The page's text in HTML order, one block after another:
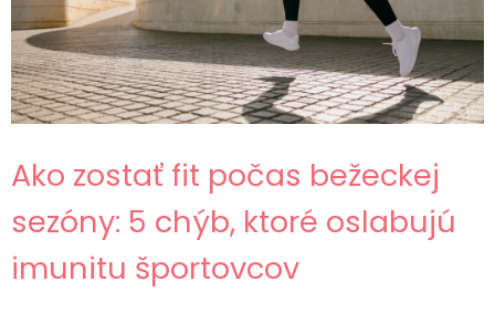
Ako zostať fit počas bežeckej
sezóny: 5 chýb, ktoré oslabujú
imunitu športovcov